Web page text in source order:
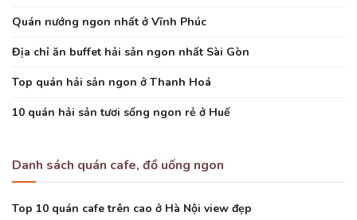
Quán nướng ngon nhất ở Vĩnh Phúc
Địa chỉ ăn buffet hải sản ngon nhất Sài Gòn
Top quán hải sản ngon ở Thanh Hoá
10 quán hải sản tươi sống ngon rẻ ở Huế
Danh sách quán cafe, đồ uống ngon
Top 10 quán cafe trên cao ở Hà Nội view đẹp